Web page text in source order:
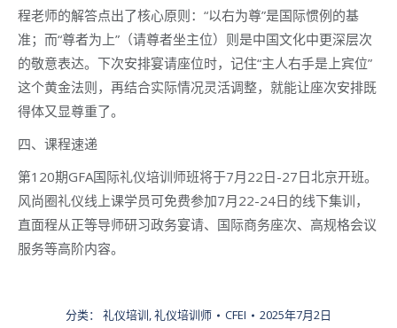
程老师的解答点出了核心原则：“以右为尊”是国际惯例的基
准；而“尊者为上”（请尊者坐主位）则是中国文化中更深层次
的敬意表达。下次安排宴请座位时，记住“主人右手是上宾位”
这个黄金法则，再结合实际情况灵活调整，就能让座次安排既
得体又显尊重了。
四、课程速递
第120期GFA国际礼仪培训师班将于7月22日-27日北京开班。
风尚圈礼仪线上课学员可免费参加7月22-24日的线下集训，
直面程从正等导师研习政务宴请、国际商务座次、高规格会议
服务等高阶内容。
分类： 礼仪培训,礼仪培训师 CFEI 2025年7月2日